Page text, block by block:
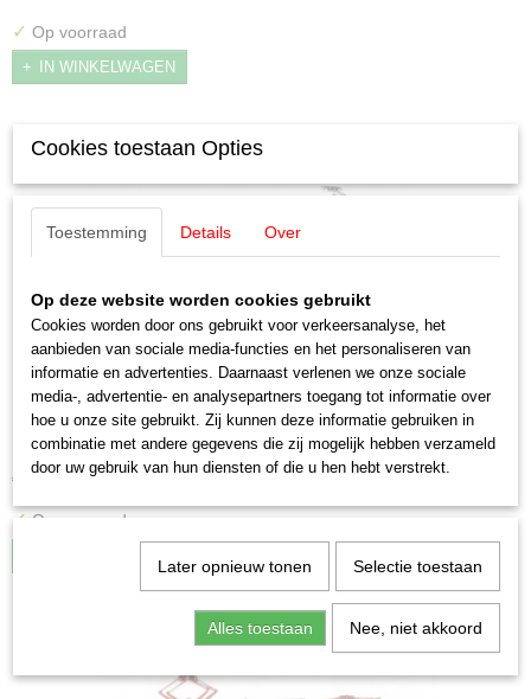
✓ Op voorraad
IN WINKELWAGEN
Märklin 39332 Electrische locomotief serie 193
Märklin 39332 Electrische locomotief serie 193…
€ 365,00
✓ Op voorraad
Cookies toestaan Opties
Toestemming Details Over
Op deze website worden cookies gebruikt
Cookies worden door ons gebruikt voor verkeersanalyse, het
aanbieden van sociale media-functies en het personaliseren van
informatie en advertenties. Daarnaast verlenen we onze sociale
media-, advertentie- en analysepartners toegang tot informatie over
hoe u onze site gebruikt. Zij kunnen deze informatie gebruiken in
combinatie met andere gegevens die zij mogelijk hebben verzameld
door uw gebruik van hun diensten of die u hen hebt verstrekt.
Later opnieuw tonen Selectie toestaan
Alles toestaan Nee, niet akkoord